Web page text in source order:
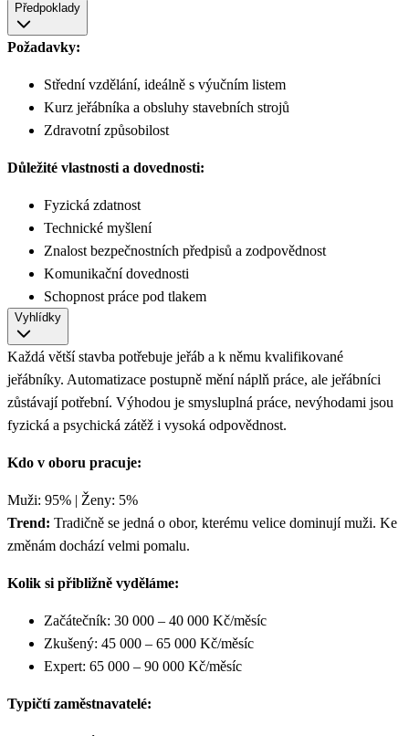
Předpoklady
Požadavky:
Střední vzdělání, ideálně s výučním listem
Kurz jeřábníka a obsluhy stavebních strojů
Zdravotní způsobilost
Důležité vlastnosti a dovednosti:
Fyzická zdatnost
Technické myšlení
Znalost bezpečnostních předpisů a zodpovědnost
Komunikační dovednosti
Schopnost práce pod tlakem
Vyhlídky
Každá větší stavba potřebuje jeřáb a k němu kvalifikované
jeřábníky. Automatizace postupně mění náplň práce, ale jeřábníci
zůstávají potřební. Výhodou je smysluplná práce, nevýhodami jsou
fyzická a psychická zátěž i vysoká odpovědnost.
Kdo v oboru pracuje:
Muži: 95% | Ženy: 5%
Trend: Tradičně se jedná o obor, kterému velice dominují muži. Ke
změnám dochází velmi pomalu.
Kolik si přibližně vyděláme:
Začátečník: 30 000 – 40 000 Kč/měsíc
Zkušený: 45 000 – 65 000 Kč/měsíc
Expert: 65 000 – 90 000 Kč/měsíc
Typičtí zaměstnavatelé: